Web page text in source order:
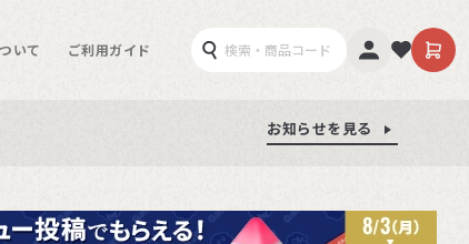
いて ご利用ガイド
お知らせを見る
お知らせを見る
お知らせを見る